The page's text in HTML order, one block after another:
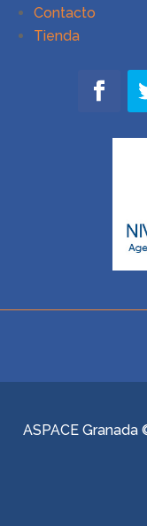
Contacto
Tienda
ASPACE